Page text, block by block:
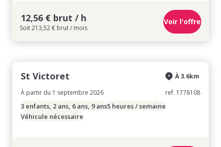
12,56 € brut / h
Soit 213,52 € brut / mois
Voir l'offre
St Victoret
À partir du 1 septembre 2026
À 3.6km
ref. 1778108
3 enfants, 2 ans, 6 ans, 9 ans5 heures / semaine
Véhicule nécessaire